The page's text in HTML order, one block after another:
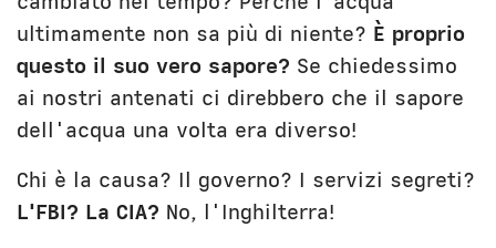
ultimamente non sa più di niente? È proprio
questo il suo vero sapore? Se chiedessimo
ai nostri antenati ci direbbero che il sapore
dell'acqua una volta era diverso!
Chi è la causa? Il governo? I servizi segreti?
L'FBI? La CIA? No, l'Inghilterra!